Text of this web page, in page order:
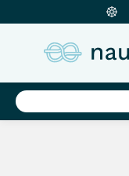
Springe
Products
search